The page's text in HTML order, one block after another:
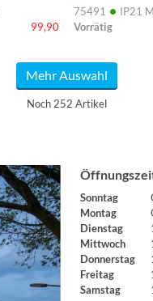
99,90
75491 • IP21
Vorrätig
Mehr Auswahl
Noch 252 Artikel
Sonntag
Montag
Dienstag
Mittwoch
Donnerstag
Freitag
Samstag